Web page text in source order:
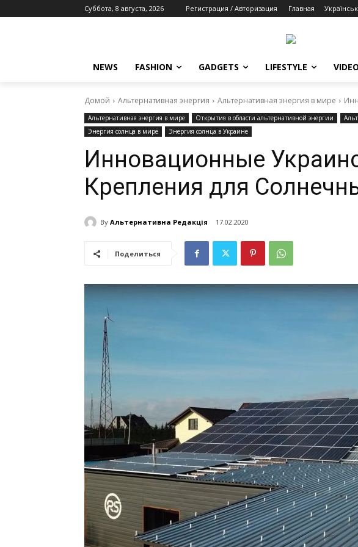
Суббота, 8 августа, 2026 Регистрация / Авторизация Главная
NEWS FASHION GADGETS LIFESTYLE VIDEO
Домой Альтернативная энергия Альтернативная энергия в мире
Альтернативная энергия в мире Открытия в области альтернативной энергии
Энергия солнца в мире
Энергия солнца в Украине
Инновационные
Крепления для
By Альтернативна Редакція 17.02.2020
Поделиться